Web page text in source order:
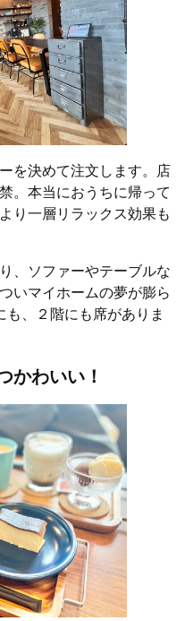
を決めて注文します。店
。本当におうちに帰って
り一層リラックス効果も
、ソファーやテーブルな
いマイホームの夢が膨ら
、２階にも席がありま
かわいい！